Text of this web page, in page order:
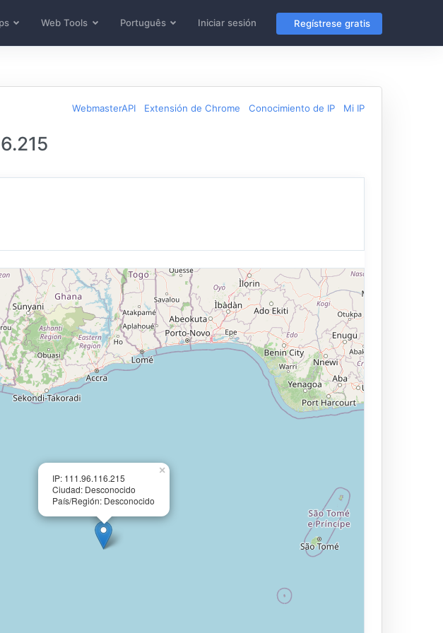
Web Tools Português Iniciar sesión Regístrese gratis
WebmasterAPI Extensión de Chrome Conocimiento de IP Mi IP
IP: 111.96.116.215
Ciudad: Desconocido
País/Región: Desconocido
×